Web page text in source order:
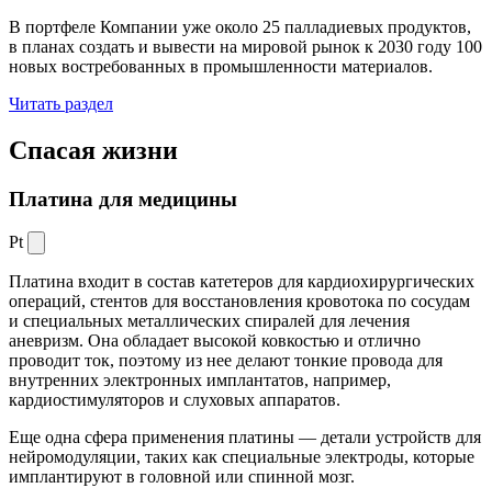
В портфеле Компании уже около 25 палладиевых продуктов,
в планах создать и вывести на мировой рынок к 2030 году 100
новых востребованных в промышленности материалов.
Читать раздел
Спасая жизни
Платина для медицины
Pt
Платина входит в состав катетеров для кардиохирургических
операций, стентов для восстановления кровотока по сосудам
и специальных металлических спиралей для лечения
аневризм. Она обладает высокой ковкостью и отлично
проводит ток, поэтому из нее делают тонкие провода для
внутренних электронных имплантатов, например,
кардиостимуляторов и слуховых аппаратов.
Еще одна сфера применения платины — детали устройств для
нейромодуляции, таких как специальные электроды, которые
имплантируют в головной или спинной мозг.